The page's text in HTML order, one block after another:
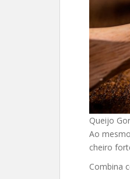
Queijo
Ao
cheiro
Combina